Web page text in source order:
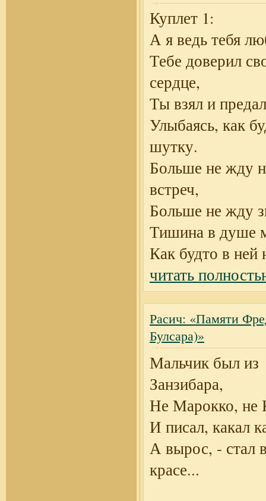
Куплет 1:
А я ведь тебя
Тебе доверил
сердце,
Ты взял и
Улыбаясь, как
шутку.
Больше не жду
встреч,
Больше не жду
Тишина в душе
Как будто в ней
читать
Расич: «Памяти
Булсара)»
Мальчик был из
Занзибара,
Не Марокко, не
И писал, какал
А вырос, - стал
красе...